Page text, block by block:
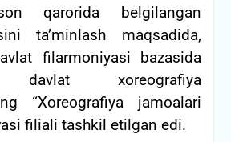
qarorida belgilangan
ta’minlash maqsadida,
filarmoniyasi bazasida
davlat xoreografiya
“Xoreografiya jamoalari
filiali tashkil etilgan edi.